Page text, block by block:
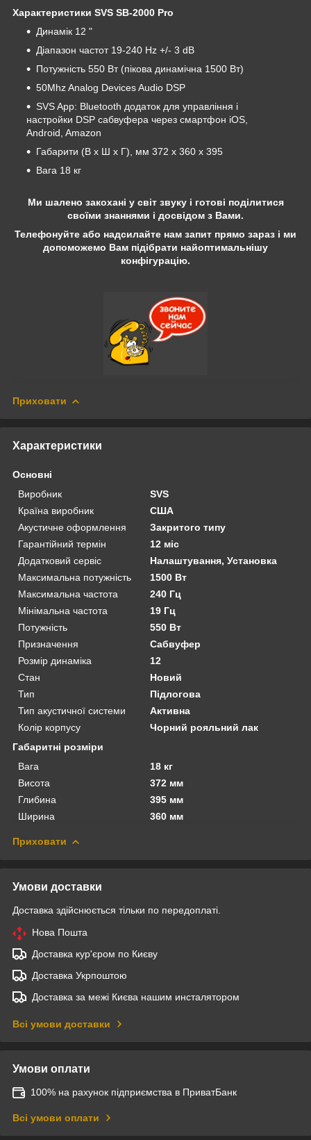
Характеристики SVS SB-2000 Pro
Динамік 12 "
Діапазон частот 19-240 Hz +/- 3 dB
Потужність 550 Вт (пікова динамічна 1500 Вт)
50Mhz Analog Devices Audio DSP
SVS App: Bluetooth додаток для управління і
настройки DSP сабвуфера через смартфон iOS,
Android, Amazon
Габарити (В х Ш х Г), мм 372 х 360 х 395
Вага 18 кг
Ми шалено закохані у світ звуку і готові поділитися
своїми знаннями і досвідом з Вами.
Телефонуйте або надсилайте нам запит прямо зараз і ми
допоможемо Вам підібрати найоптимальнішу
конфігурацію.
Приховати
Характеристики
Основні
Виробник
SVS
Країна виробник
США
Акустичне оформлення
Закритого типу
Гарантійний термін
12 міс
Додатковий сервіс
Налаштування, Установка
Максимальна потужність
1500 Вт
Максимальна частота
240 Гц
Мінімальна частота
19 Гц
Потужність
550 Вт
Призначення
Сабвуфер
Розмір динаміка
12
Стан
Новий
Тип
Підлогова
Тип акустичної системи
Активна
Колір корпусу
Чорний рояльний лак
Габаритні розміри
Вага
18 кг
Висота
372 мм
Глибина
395 мм
Ширина
360 мм
Приховати
Умови доставки
Доставка здійснюється тільки по передоплаті.
Нова Пошта
Доставка кур'єром по Києву
Доставка Укрпоштою
Доставка за межі Києва нашим инсталятором
Всі умови доставки
Умови оплати
100% на рахунок підприємства в ПриватБанк
Всі умови оплати